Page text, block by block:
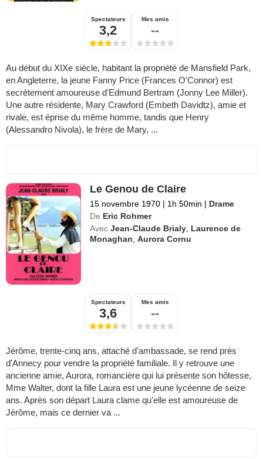
Spectateurs
3,2
Mes amis
--
Au début du XIXe siècle, habitant la propriété de Mansfield Park,
en Angleterre, la jeune Fanny Price (Frances O'Connor) est
secrètement amoureuse d'Edmund Bertram (Jonny Lee Miller).
Une autre résidente, Mary Crawford (Embeth Davidtz), amie et
rivale, est éprise du même homme, tandis que Henry
(Alessandro Nivola), le frère de Mary, ...
Le Genou de Claire
15 novembre 1970 | 1h 50min | Drame
De Eric Rohmer
Avec Jean-Claude Brialy Laurence de
Monaghan ,Aurora Cornu
Spectateurs
3,6
Mes amis
--
Jérôme, trente-cinq ans, attaché d'ambassade, se rend près
d'Annecy pour vendre la propriété familiale. Il y retrouve une
ancienne amie, Aurora, romancière qui lui présente son hôtesse,
Mme Walter, dont la fille Laura est une jeune lycéenne de seize
ans. Après son départ Laura clame qu'elle est amoureuse de
Jérôme, mais ce dernier va ...